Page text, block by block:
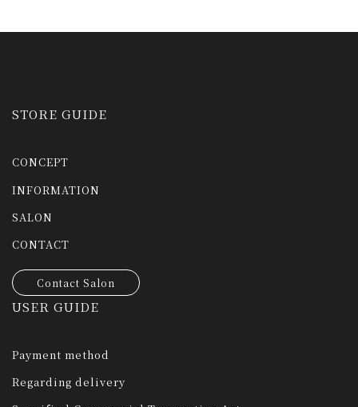
STORE GUIDE
CONCEPT
INFORMATION
SALON
CONTACT
Contact Salon
USER GUIDE
Payment method
Regarding delivery